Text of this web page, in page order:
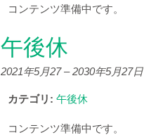
コンテンツ準備中です。
午後休
2021年5月27–2030年5月27日
カテゴリ: 午後休
コンテンツ準備中です。